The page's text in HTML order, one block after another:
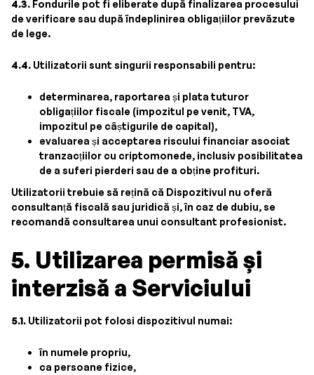
4.3. Fondurile pot fi eliberate după finalizarea procesului
de verificare sau după îndeplinirea obligațiilor prevăzute
de lege.
4.4. Utilizatorii sunt singurii responsabili pentru:
determinarea, raportarea și plata tuturor
obligațiilor fiscale (impozitul pe venit, TVA,
impozitul pe câștigurile de capital),
evaluarea și acceptarea riscului financiar asociat
tranzacțiilor cu criptomonede, inclusiv posibilitatea
de a suferi pierderi sau de a obține profituri.
Utilizatorii trebuie să rețină că Dispozitivul nu oferă
consultanță fiscală sau juridică și, în caz de dubiu, se
recomandă consultarea unui consultant profesionist.
5. Utilizarea permisă și
interzisă a Serviciului
5.1. Utilizatorii pot folosi dispozitivul numai:
în numele propriu,
ca persoane fizice,